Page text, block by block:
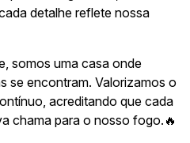
detalhe reflete nossa
somos uma casa onde
se encontram. Valorizamos o
acreditando que cada
chama para o nosso fogo.🔥